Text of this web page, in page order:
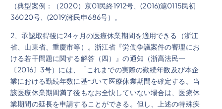
（典型案例：（2020）京01民終1912号、(2016)滬0115民初
36020号、(2019)湘民申686号）。
2、承認取得後に24ヶ月の医療休業期間を適用できる（浙江
省、山東省、重慶市等）。浙江省『労働争議案件の審理にお
ける若干問題に関する解答（四）』の通知（浙高法民一
〔2016〕3号）には、「これまでの実際の勤続年数及び本企
業における勤続年数に基づいて医療休業期間を確定する。当
該医療休業期間満了後もなお全快していない場合は、医療休
業期間の延長を申請することができる。但し、上述の特殊疾